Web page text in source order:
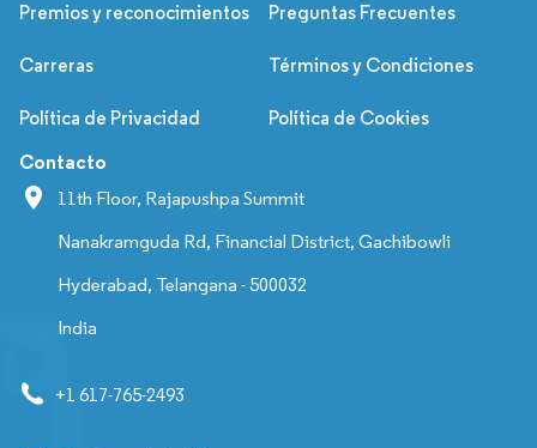
Premios y reconocimientos Preguntas Frecuentes
Carreras Términos y Condiciones
Política de Privacidad Política de Cookies
Contacto
11th Floor, Rajapushpa Summit
Nanakramguda Rd, Financial District, Gachibowli
Hyderabad, Telangana - 500032
India
+1 617-765-2493